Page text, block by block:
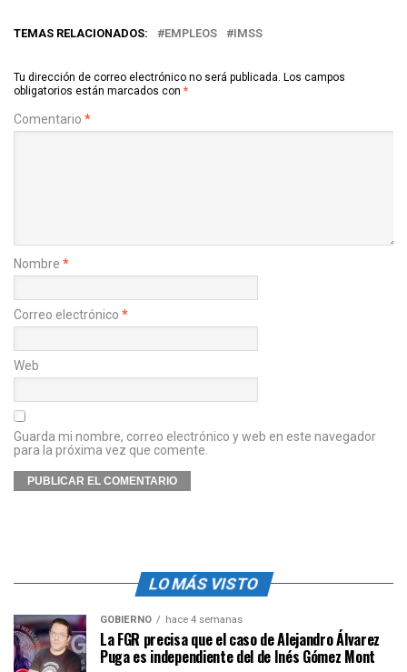
TEMAS RELACIONADOS: EMPLEOS IMSS
Tu dirección de correo electrónico no será publicada. Los campos
obligatorios están marcados con *
Comentario *
Nombre *
Correo electrónico *
Web
Guarda mi nombre, correo electrónico y web en este navegador
para la próxima vez que comente.
LO MÁS VISTO
GOBIERNO hace 4 semanas
La FGR precisa que el caso de Alejandro Álvarez
Puga es independiente del de Inés Gómez Mont